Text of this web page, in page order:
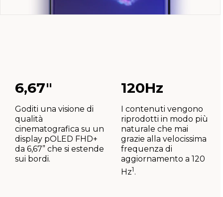
6,67"
Goditi una visione di
qualità
cinematografica su un
display pOLED FHD+
da 6,67” che si estende
sui bordi.
120Hz
I contenuti vengono
riprodotti in modo più
naturale che mai
grazie alla velocissima
frequenza di
aggiornamento a 120
Hz1.